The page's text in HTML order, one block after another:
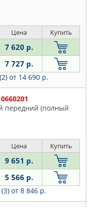
Цена Купить
7 620 р.
7 727 р.
от 14 690 р.
передний (полный
Цена Купить
9 651 р.
5 566 р.
от 8 846 р.